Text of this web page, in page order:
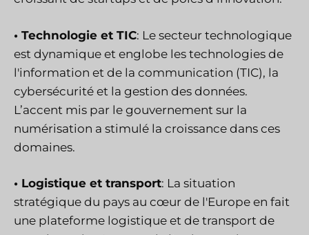
• Technologie et TIC: Le secteur technologique
est dynamique et englobe les technologies de
l'information et de la communication (TIC), la
cybersécurité et la gestion des données.
L’accent mis par le gouvernement sur la
numérisation a stimulé la croissance dans ces
domaines.
• Logistique et transport: La situation
stratégique du pays au cœur de l'Europe en fait
une plateforme logistique et de transport de